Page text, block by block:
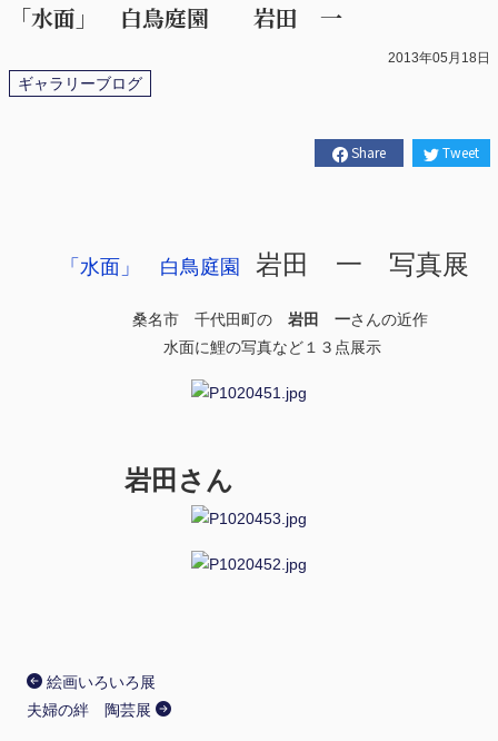
「水面」 白鳥庭園 岩田 一
2013年05月18日
ギャラリーブログ
Share Tweet
「水面」 白鳥庭園 岩田 一 写真展
桑名市 千代田町の 岩田 一さんの近作
水面に鯉の写真など１３点展示
岩田さん
絵画いろいろ展
夫婦の絆 陶芸展